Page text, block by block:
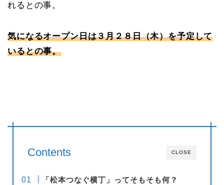
れるとの事。
気になるオープン日は３月２８日（木）を予定して
いるとの事。
CLOSE
Contents
「松本つなぐ横丁」ってそもそも何？